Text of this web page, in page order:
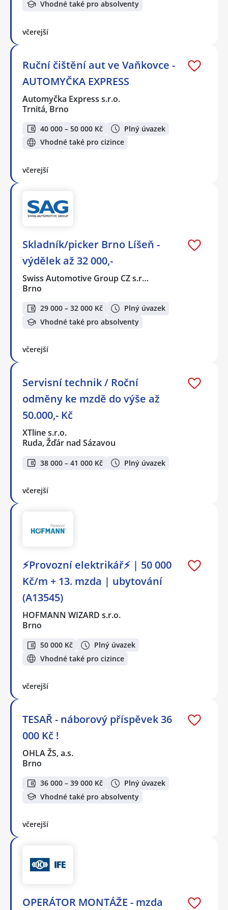
Vhodné také pro absolventy
včerejší
Ruční čištění aut ve Vaňkovce -
AUTOMYČKA EXPRESS
Automyčka Express s.r.o.
Trnitá, Brno
40 000 – 50 000 Kč
Plný úvazek
Vhodné také pro cizince
včerejší
Skladník/picker Brno Líšeň -
výdělek až 32 000,-
Swiss Automotive Group CZ s.r…
Brno
29 000 – 32 000 Kč
Plný úvazek
Vhodné také pro absolventy
včerejší
Servisní technik / Roční
odměny ke mzdě do výše až
50.000,- Kč
XTline s.r.o.
Ruda, Žďár nad Sázavou
38 000 – 41 000 Kč Plný úvazek
včerejší
⚡Provozní elektrikář⚡ | 50 000
Kč/m + 13. mzda | ubytování
(A13545)
HOFMANN WIZARD s.r.o.
Brno
50 000 Kč
Plný úvazek
Vhodné také pro cizince
včerejší
TESAŘ - náborový příspěvek 36
000 Kč !
OHLA ŽS, a.s.
Brno
36 000 – 39 000 Kč
Plný úvazek
Vhodné také pro absolventy
včerejší
OPERÁTOR MONTÁŽE - mzda